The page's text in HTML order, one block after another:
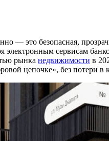
— это безопасная,
электронным сервисам
рынка недвижимости в
цепочке», без потери